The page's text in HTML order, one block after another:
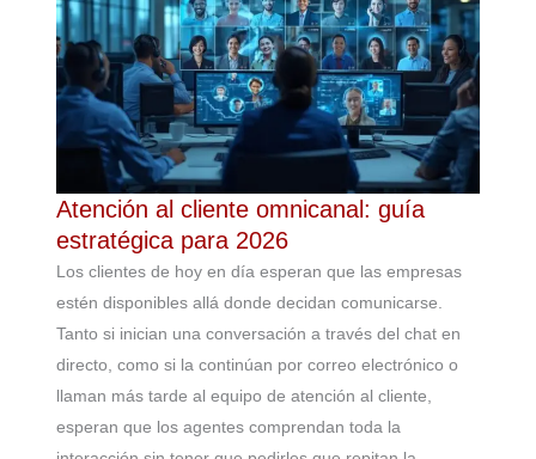
Atención al cliente omnicanal: guía
estratégica para 2026
Los clientes de hoy en día esperan que las empresas
estén disponibles allá donde decidan comunicarse.
Tanto si inician una conversación a través del chat en
directo, como si la continúan por correo electrónico o
llaman más tarde al equipo de atención al cliente,
esperan que los agentes comprendan toda la